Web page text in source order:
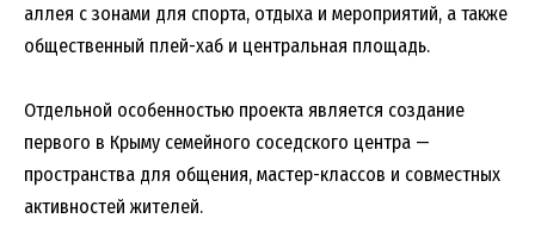
аллея с зонами для спорта, отдыха и мероприятий, а также
общественный плей-хаб и центральная площадь.
Отдельной особенностью проекта является создание
первого в Крыму семейного соседского центра —
пространства для общения, мастер-классов и совместных
активностей жителей.